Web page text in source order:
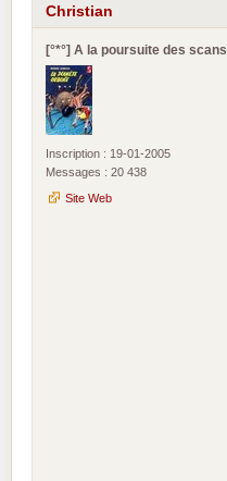
Christian
[°*°] A la poursuite des scans
Inscription : 19-01-2005
Messages : 20 438
Site Web